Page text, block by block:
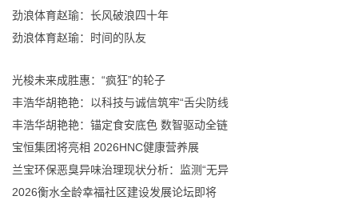
劲浪体育赵瑜：长风破浪四十年
劲浪体育赵瑜：时间的队友
光梭未来成胜惠：“疯狂”的轮子
丰浩华胡艳艳：以科技与诚信筑牢“舌尖防线
丰浩华胡艳艳：锚定食安底色 数智驱动全链
宝恒集团将亮相 2026HNC健康营养展
兰宝环保恶臭异味治理现状分析：监测“无异
2026衡水全龄幸福社区建设发展论坛即将